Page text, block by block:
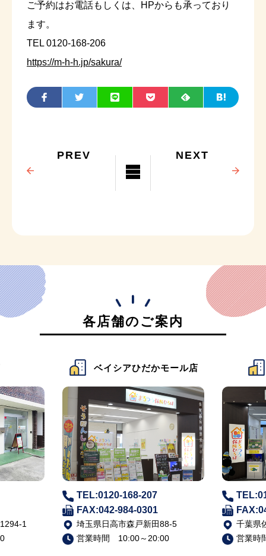
ご予約はお電話もしくは、HPからも承っており
ます。
TEL 0120-168-206
https://m-h-h.jp/sakura/
PREV NEXT
各店舗のご案内
1
ベイシアひだかモール店
TEL:0120-168-207
FAX:042-984-0301
埼玉県日高市森戸新田88-5
営業時間 10:00～20:00
千葉県
営業時